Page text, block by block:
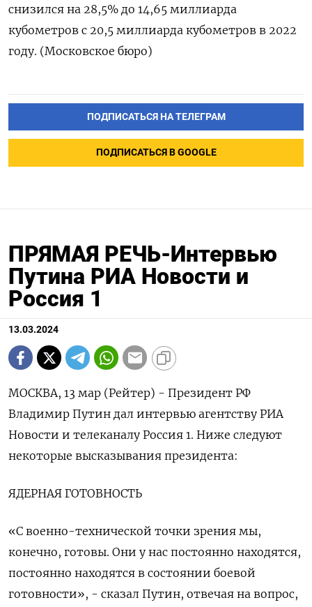
снизился на 28,5% до 14,65 миллиарда
кубометров с 20,5 миллиарда кубометров в 2022
году. (Московское бюро)
ПОДПИСАТЬСЯ НА ТЕЛЕГРАМ
ПОДПИСАТЬСЯ В GOOGLE
ПРЯМАЯ РЕЧЬ-Интервью
Путина РИА Новости и
Россия 1
13.03.2024
МОСКВА, 13 мар (Рейтер) - Президент РФ
Владимир Путин дал интервью агентству РИА
Новости и телеканалу Россия 1. Ниже следуют
некоторые высказывания президента:
ЯДЕРНАЯ ГОТОВНОСТЬ
«С военно-технической точки зрения мы,
конечно, готовы​​​. Они у нас постоянно находятся,
постоянно находятся в состоянии боевой
готовности», - сказал Путин, отвечая на вопрос,